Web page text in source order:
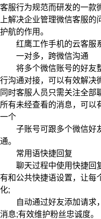
客服行为规范而研发的一款
上解决企业管理微信客服
护航的作用。
红鹰工作手机的云客服
一对多，跨微信沟通
将多个微信账号的好友
行沟通对接，可以有效解决
同时客服人员只需关注全部
所有未经查看的消息，可以
一个
子账号可跟多个微信好
通。
常用语快捷回复
聊天过程中使用快捷回
有和公共快捷语设置，让每
化;
自动通过好友添加请求
消息;有效维护粉丝忠诚度。